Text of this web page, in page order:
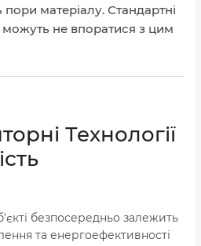
пори матеріалу. Стандартні
можуть не впоратися з цим
Технології
безпосередньо залежить
та енергоефективності